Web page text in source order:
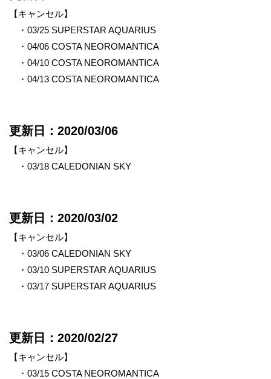
【キャンセル】
・03/25 SUPERSTAR AQUARIUS
・04/06 COSTA NEOROMANTICA
・04/10 COSTA NEOROMANTICA
・04/13 COSTA NEOROMANTICA
更新日：2020/03/06
【キャンセル】
・03/18 CALEDONIAN SKY
更新日：2020/03/02
【キャンセル】
・03/06 CALEDONIAN SKY
・03/10 SUPERSTAR AQUARIUS
・03/17 SUPERSTAR AQUARIUS
更新日：2020/02/27
【キャンセル】
・03/15 COSTA NEOROMANTICA